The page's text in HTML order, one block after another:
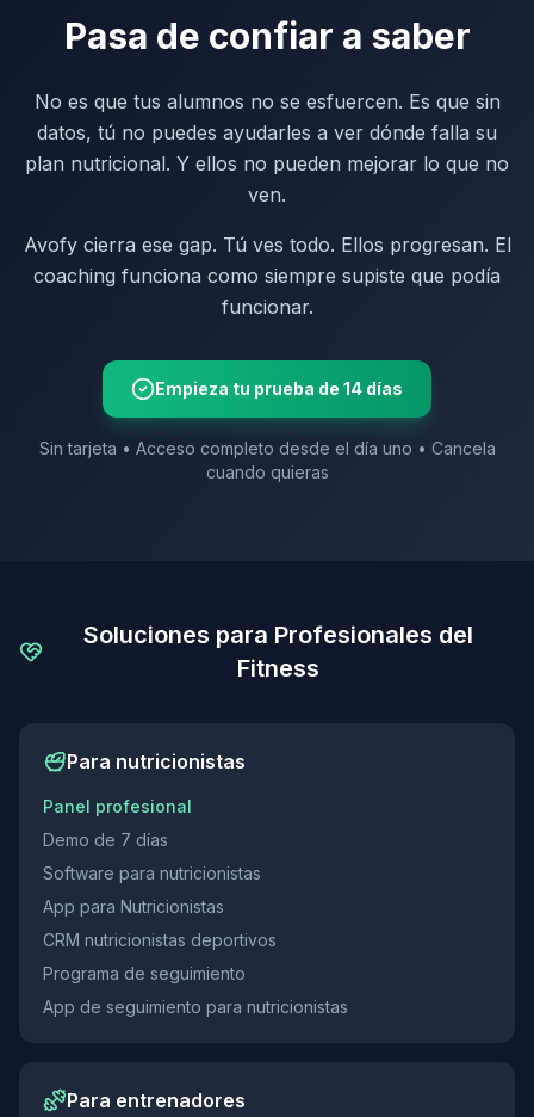
Pasa de confiar a saber
No es que tus alumnos no se esfuercen. Es que sin
datos, tú no puedes ayudarles a ver dónde falla su
plan nutricional. Y ellos no pueden mejorar lo que no
ven.
Avofy cierra ese gap. Tú ves todo. Ellos progresan. El
coaching funciona como siempre supiste que podía
funcionar.
Empieza tu prueba de 14 días
Sin tarjeta • Acceso completo desde el día uno • Cancela
cuando quieras
Soluciones para Profesionales del
Fitness
Para nutricionistas
Panel profesional
Demo de 7 días
Software para nutricionistas
App para Nutricionistas
CRM nutricionistas deportivos
Programa de seguimiento
App de seguimiento para nutricionistas
Para entrenadores